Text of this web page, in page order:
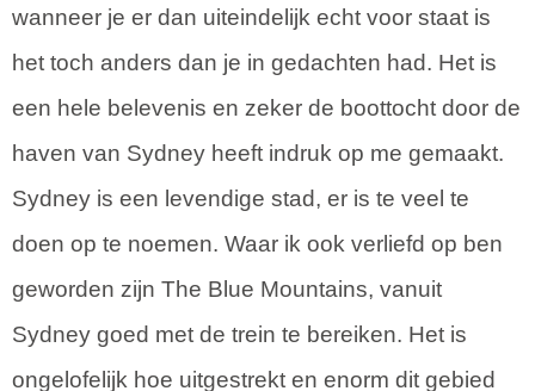
wanneer je er dan uiteindelijk echt voor staat is
het toch anders dan je in gedachten had. Het is
een hele belevenis en zeker de boottocht door de
haven van Sydney heeft indruk op me gemaakt.
Sydney is een levendige stad, er is te veel te
doen op te noemen. Waar ik ook verliefd op ben
geworden zijn The Blue Mountains, vanuit
Sydney goed met de trein te bereiken. Het is
ongelofelijk hoe uitgestrekt en enorm dit gebied